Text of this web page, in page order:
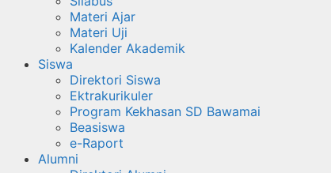
Materi Ajar
Materi Uji
Kalender Akademik
Siswa
Direktori Siswa
Ektrakurikuler
Program Kekhasan SD Bawamai
Beasiswa
e-Raport
Alumni